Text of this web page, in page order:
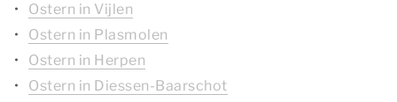
Ostern in Vijlen
Ostern in Plasmolen
Ostern in Herpen
Ostern in Diessen-Baarschot